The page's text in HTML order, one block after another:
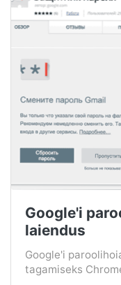
Google'i
laiendus
Google'i
tagamiseks